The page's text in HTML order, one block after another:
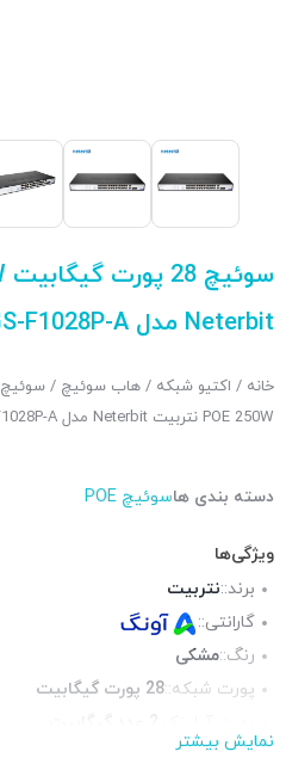
Neterbit مدل NGS-F1028P-A
خانه / اکتیو شبکه / هاب سوئیچ / سوئیچ POE
POE 250W نتربیت Neterbit مدل NGS-F1028P-A
دسته بندی هاسوئیچ POE
ویژگی‌ها
برند::نتربیت
گارانتی::
رنگ::مشکی
پورت شبکه::28 پورت گیگابیت
ارسال سریع:
نمایش بیشتر